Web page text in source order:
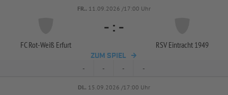
FR.. 11.09.2026 /17:00 Uhr
FC Rot-Weiß Erfurt
- : -
RSV Eintracht 1949
ZUM SPIEL
- - - -
DI.. 15.09.2026 /17:00 Uhr